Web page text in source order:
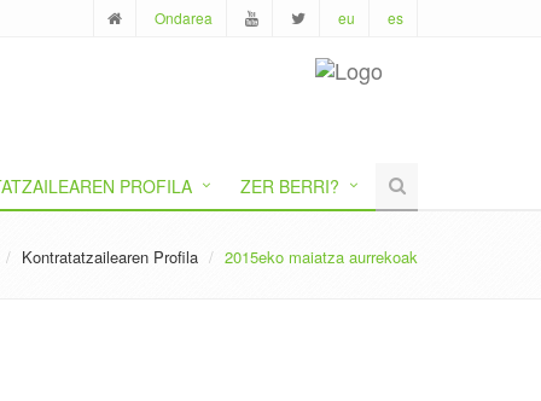
Ondarea eu es
PROFILA ZER BERRI?
Kontratatzailearen Profila 2015eko maiatza aurrekoak